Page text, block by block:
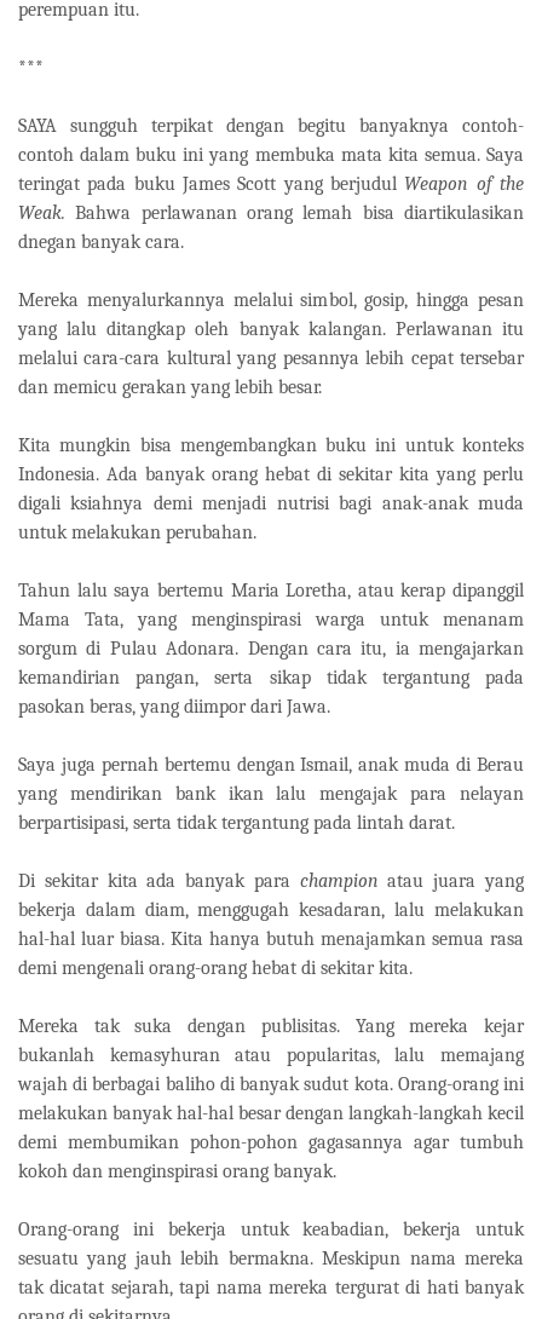
perempuan itu.
***
SAYA sungguh terpikat dengan begitu banyaknya contoh-
contoh dalam buku ini yang membuka mata kita semua. Saya
teringat pada buku James Scott yang berjudul Weapon of the
Weak. Bahwa perlawanan orang lemah bisa diartikulasikan
dnegan banyak cara.
Mereka menyalurkannya melalui simbol, gosip, hingga pesan
yang lalu ditangkap oleh banyak kalangan. Perlawanan itu
melalui cara-cara kultural yang pesannya lebih cepat tersebar
dan memicu gerakan yang lebih besar.
Kita mungkin bisa mengembangkan buku ini untuk konteks
Indonesia. Ada banyak orang hebat di sekitar kita yang perlu
digali ksiahnya demi menjadi nutrisi bagi anak-anak muda
untuk melakukan perubahan.
Tahun lalu saya bertemu Maria Loretha, atau kerap dipanggil
Mama Tata, yang menginspirasi warga untuk menanam
sorgum di Pulau Adonara. Dengan cara itu, ia mengajarkan
kemandirian pangan, serta sikap tidak tergantung pada
pasokan beras, yang diimpor dari Jawa.
Saya juga pernah bertemu dengan Ismail, anak muda di Berau
yang mendirikan bank ikan lalu mengajak para nelayan
berpartisipasi, serta tidak tergantung pada lintah darat.
Di sekitar kita ada banyak para champion atau juara yang
bekerja dalam diam, menggugah kesadaran, lalu melakukan
hal-hal luar biasa. Kita hanya butuh menajamkan semua rasa
demi mengenali orang-orang hebat di sekitar kita.
Mereka tak suka dengan publisitas. Yang mereka kejar
bukanlah kemasyhuran atau popularitas, lalu memajang
wajah di berbagai baliho di banyak sudut kota. Orang-orang ini
melakukan banyak hal-hal besar dengan langkah-langkah kecil
demi membumikan pohon-pohon gagasannya agar tumbuh
kokoh dan menginspirasi orang banyak.
Orang-orang ini bekerja untuk keabadian, bekerja untuk
sesuatu yang jauh lebih bermakna. Meskipun nama mereka
tak dicatat sejarah, tapi nama mereka tergurat di hati banyak